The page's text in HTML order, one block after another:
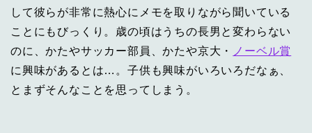
して彼らが非常に熱心にメモを取りながら聞いている
ことにもびっくり。歳の頃はうちの長男と変わらない
のに、かたやサッカー部員、かたや京大・
ノーベル賞
に興味があるとは…。子供も興味がいろいろだなぁ、
とまずそんなことを思ってしまう。